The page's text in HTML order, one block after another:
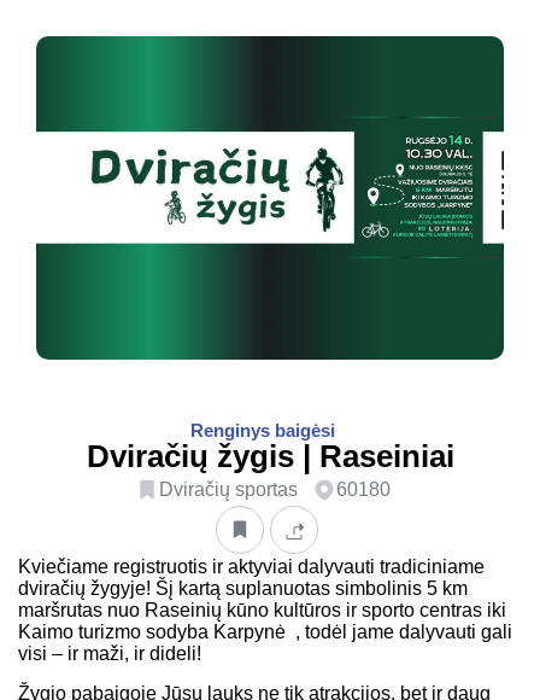
Renginys baigėsi
Dviračių žygis | Raseiniai
Dviračių sportas 60180
Kviečiame registruotis ir aktyviai dalyvauti tradiciniame
dviračių žygyje! Šį kartą suplanuotas simbolinis 5 km
maršrutas nuo Raseinių kūno kultūros ir sporto centras iki
Kaimo turizmo sodyba Karpynė , todėl jame dalyvauti gali
visi – ir maži, ir dideli!
Žygio pabaigoje Jūsų lauks ne tik atrakcijos, bet ir daug